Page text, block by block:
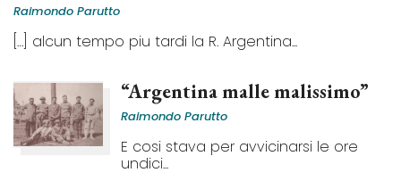
Raimondo Parutto
[…] alcun tempo piu tardi la R. Argentina...
“Argentina malle malissimo”
Raimondo Parutto
E cosi stava per avvicinarsi le ore
undici...